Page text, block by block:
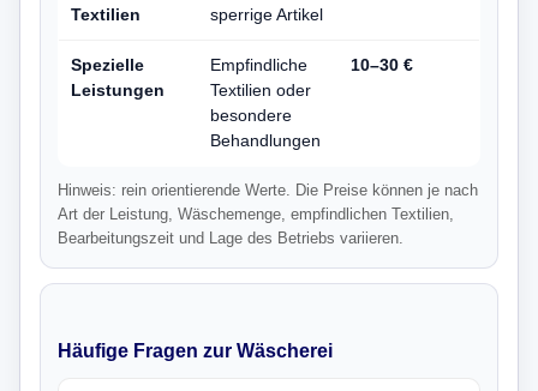
Textilien
sperrige Artikel
Spezielle
Leistungen
Empfindliche
Textilien oder
besondere
Behandlungen
10–30 €
Hinweis: rein orientierende Werte. Die Preise können je nach
Art der Leistung, Wäschemenge, empfindlichen Textilien,
Bearbeitungszeit und Lage des Betriebs variieren.
Häufige Fragen zur Wäscherei